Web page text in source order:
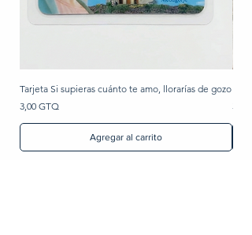
Tarjeta Si supieras cuánto te amo, llorarías de gozo
Precio
3,00 GTQ
Agregar al carrito
Precio